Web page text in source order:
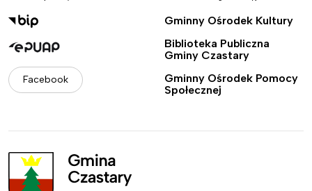
Facebook
Gminny Ośrodek Kultury
Biblioteka Publiczna
Gminy Czastary
Gminny Ośrodek Pomocy
Społecznej